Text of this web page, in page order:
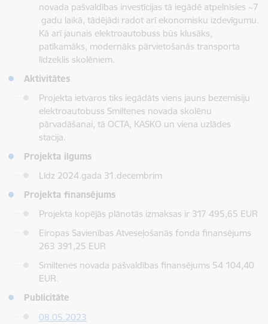
novada pašvaldības investīcijas tā iegādē atpelnīsies ~7
gadu laikā, tādējādi radot arī ekonomisku izdevīgumu.
Kā arī jaunais elektroautobuss būs klusāks,
patīkamāks, modernāks pārvietošanās transporta
līdzeklis skolēniem.
Aktivitātes
Projekta ietvaros tiks iegādāts viens jauns bezemisiju
elektroautobuss Smiltenes novada skolēnu
pārvadāšanai, tā OCTA, KASKO un viena uzlādes
stacija.
Projekta ilgums
Līdz 2024.gada 31.decembrim
Projekta finansējums
Projekta kopējās plānotās izmaksas ir 317 495,65 EUR
Eiropas Savienības Atveseļošanās fonda finansējums
263 391,25 EUR
Smiltenes novada pašvaldības finansējums 54 104,40
EUR.
Publicitāte
08.05.2023